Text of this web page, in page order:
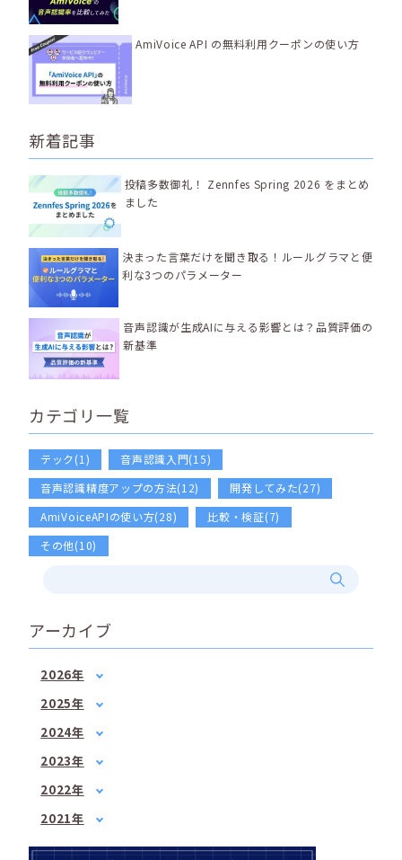
AmiVoice API の無料利用クーポンの使い方
新着記事
投稿多数御礼！ Zennfes Spring 2026 をまとめ
ました
決まった言葉だけを聞き取る！ルールグラマと便
利な3つのパラメーター
音声認識が生成AIに与える影響とは？品質評価の
新基準
カテゴリ一覧
テック(1)
音声認識入門(15)
音声認識精度アップの方法(12)
開発してみた(27)
AmiVoiceAPIの使い方(28)
比較・検証(7)
その他(10)
アーカイブ
2026年
2月(1)
3月(1)
4月(1)
6月(2)
7月(3)
2025年
3月(2)
5月(1)
7月(2)
9月(1)
10月(1)
2024年
2月(1)
3月(1)
4月(3)
2023年
2月(1)
3月(2)
4月(2)
2022年
2月(3)
3月(2)
2021年